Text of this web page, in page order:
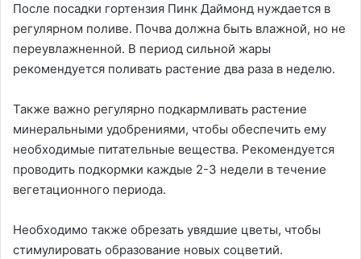
После посадки гортензия Пинк Даймонд нуждается в
регулярном поливе. Почва должна быть влажной, но не
переувлажненной. В период сильной жары
рекомендуется поливать растение два раза в неделю.
Также важно регулярно подкармливать растение
минеральными удобрениями, чтобы обеспечить ему
необходимые питательные вещества. Рекомендуется
проводить подкормки каждые 2-3 недели в течение
вегетационного периода.
Необходимо также обрезать увядшие цветы, чтобы
стимулировать образование новых соцветий.